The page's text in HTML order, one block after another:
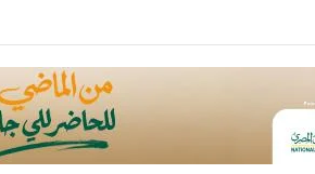
فى بعض السلع إلى عام كامل